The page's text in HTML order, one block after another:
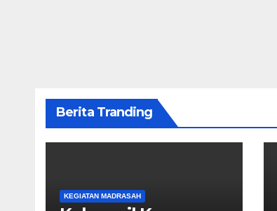
Berita Tranding
KEGIATAN MADRASAH